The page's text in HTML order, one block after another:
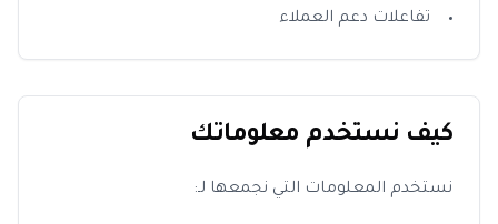
تفاعلات دعم العملاء
كيف نستخدم معلوماتك
نستخدم المعلومات التي نجمعها لـ: